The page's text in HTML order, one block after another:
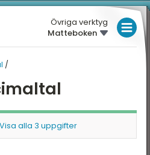
Övriga verktyg
Matteboken
/
Visa alla 3 uppgifter
LÅGSTADIET
ÅRSKURS 6
Översikt
HÖGSTADIET
GYMNASIET